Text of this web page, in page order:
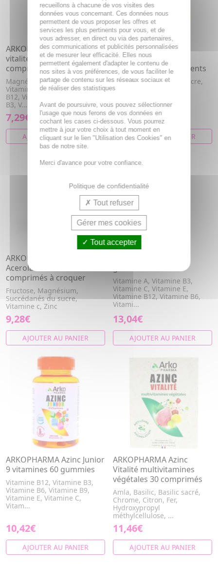
ARKOPHARMA Azinc
vitalité junior 30
comprimés goût cola
Magnésium, Vitamine E,
Vitamine B5, Fer, Vitamine
B12, Vitamine B2, Vitamine
B3, V...
7,29€
AJOUTER AU PANIER
ARKOPHARMA Azinc
Vitamine C+D3 20
comprimés effervescents
Iode, Succédanés du sucre,
Vitamine c, Zinc
8,33€
AJOUTER AU PANIER
ARKOPHARMA Azinc Bio
Acerola 1000 30
comprimés à croquer
Fructose, Magnésium,
Succédanés du sucre,
Vitamine c, Zinc
9,28€
AJOUTER AU PANIER
Vitamine A, Vitamine B3,
Vitamine C, Vitamine E,
Vitamine B12, Vitamine B6,
Vitami...
13,04€
AJOUTER AU PANIER
ARKOPHARMA Azinc Junior
9 vitamines 60 gummies
Vitamine B12, Vitamine B3,
Vitamine B6, Vitamine B9,
Vitamine E, Vitamine C,
Vitam...
10,42€
AJOUTER AU PANIER
ARKOPHARMA Azinc
Vitalité multivitamines
végétales 30 comprimés
Amla, Basilic, Basilic sacré,
Chrome, Citron, Fer,
Hydroxypropyl
méthylcellulose, ...
11,46€
AJOUTER AU PANIER
recueillons à chacune de vos visites des
données vous concernant. Ces données nous
permettent de vous proposer les offres et
services les plus pertinents pour vous, et de
vous adresser, en direct ou via des partenaires,
des communications et publicités personnalisées
et de mesurer leur efficacité. Elles nous
permettent également d'adapter le contenu de
nos sites à vos préférences, de vous faciliter le
partage de contenu sur les réseaux sociaux et
de réaliser des statistiques
Avant de poursuivre, vous pouvez sélectionner
l'usage que nous ferons de vos données en
cochant les cases ci-dessous. Vous pourrez
mettre à jour votre choix à tout moment en
cliquant sur le lien "Utilisation des Cookies" en
bas de notre site.
Merci d'avance pour votre confiance.
Politique de confidentialité
Tout refuser
Gérer mes cookies
Tout accepter